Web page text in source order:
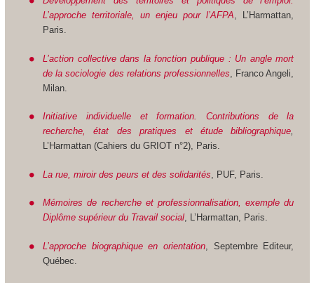
L’approche territoriale, un enjeu pour l’AFPA, L’Harmattan,
Paris.
L’action collective dans la fonction publique : Un angle mort
de la sociologie des relations professionnelles , Franco Angeli,
Milan.
Initiative individuelle et formation. Contributions de la
recherche, état des pratiques et étude bibliographique,
L’Harmattan (Cahiers du GRIOT n°2), Paris.
La rue, miroir des peurs et des solidarités , PUF, Paris.
Mémoires de recherche et professionnalisation, exemple du
Diplôme supérieur du Travail social, L’Harmattan, Paris.
L’approche biographique en orientation , Septembre Editeur,
Québec.